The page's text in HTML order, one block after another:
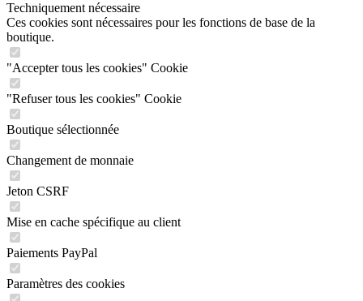
Techniquement nécessaire
Ces cookies sont nécessaires pour les fonctions de base de la
boutique.
"Accepter tous les cookies" Cookie
"Refuser tous les cookies" Cookie
Boutique sélectionnée
Changement de monnaie
Jeton CSRF
Mise en cache spécifique au client
Paiements PayPal
Paramètres des cookies